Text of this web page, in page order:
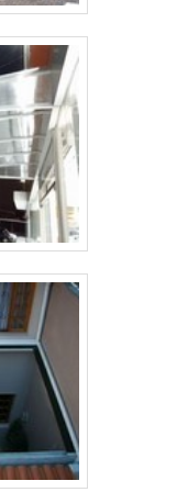
desenvolve os
a empresa
restaurantes,
dentre vários
para mais